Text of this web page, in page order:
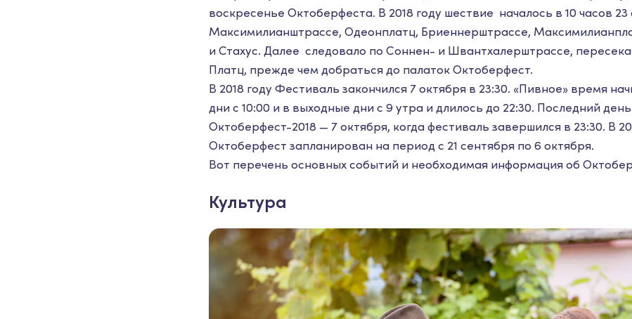
воскресенье Октоберфестa. В 2018 году шествие началось в 10 часов
Максимилианштрассе, Одеонплатц, Бриеннерштрассе,
и Стахус. Далее следовало по Соннен- и Швантхалерштрассе,
Платц, прежде чем добраться до палаток Октоберфест.
В 2018 году Фестиваль закончился 7 октября в 23:30. «Пивное» время
дни с 10:00 и в выходные дни с 9 утра и длилось до 22:30. Последний день
Октоберфест-2018 — 7 октября, когда фестиваль завершился в 23:30. В
Октоберфест запланирован на период с 21 сентября по 6 октября.
Вот перечень основных событий и необходимая информация об
Культура